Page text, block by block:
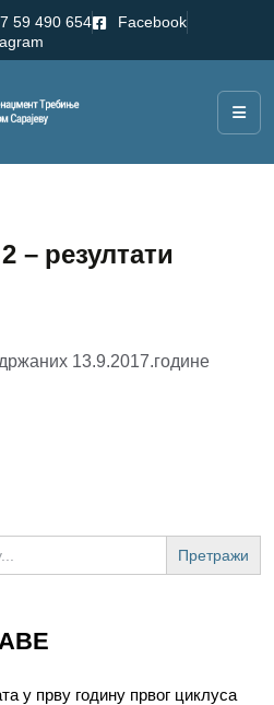
59 490 654
Facebook
– резултати
13.9.2017.године
у прву годину првог циклуса